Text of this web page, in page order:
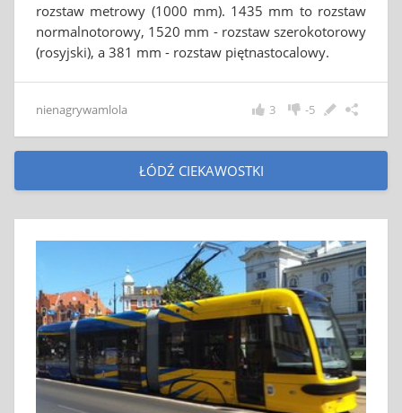
rozstaw metrowy (1000 mm). 1435 mm to rozstaw
normalnotorowy, 1520 mm - rozstaw szerokotorowy
(rosyjski), a 381 mm - rozstaw piętnastocalowy.
nienagrywamlola -5
3
ŁÓDŹ CIEKAWOSTKI